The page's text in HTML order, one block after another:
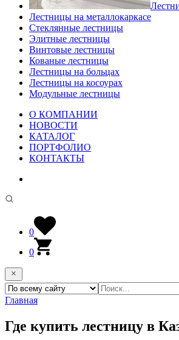
Лестницы на металлокаркасе
Стеклянные лестницы
Элитные лестницы
Винтовые лестницы
Кованые лестницы
Лестницы на больцах
Лестницы на косоурах
Модульные лестницы
О КОМПАНИИ
НОВОСТИ
КАТАЛОГ
ПОРТФОЛИО
КОНТАКТЫ
0
0
Главная
Где купить лестницу в